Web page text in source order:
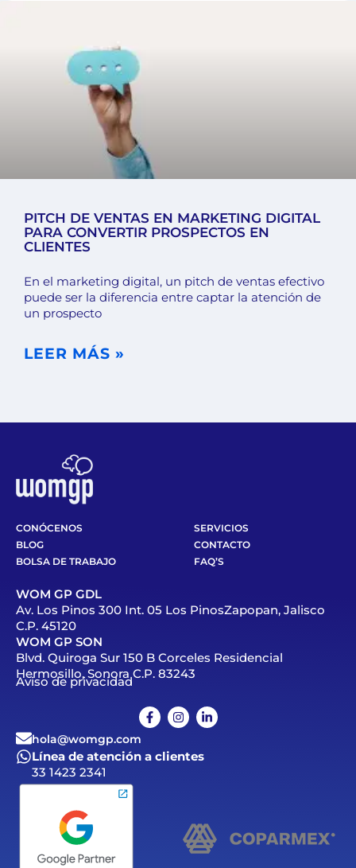
PITCH DE VENTAS EN MARKETING DIGITAL
PARA CONVERTIR PROSPECTOS EN
CLIENTES
En el marketing digital, un pitch de ventas efectivo
puede ser la diferencia entre captar la atención de
un prospecto
LEER MÁS »
CONÓCENOS
SERVICIOS
BLOG
CONTACTO
BOLSA DE TRABAJO
FAQ’S
WOM GP GDL
Av. Los Pinos 300 Int. 05 Los PinosZapopan, Jalisco
C.P. 45120
WOM GP SON
Blvd. Quiroga Sur 150 B Corceles Residencial
Hermosillo, Sonora C.P. 83243
Aviso de privacidad
hola@womgp.com
Línea de atención a clientes
33 1423 2341